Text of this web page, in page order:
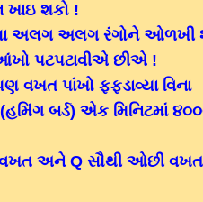
ખાઇ શકો !
અલગ અલગ રંગોને ઓળખી
પટપટાવીએ છીએ !
પાંખો ફફડાવ્યા વિના
બર્ડ) એક મિનિટમાં
વખત અને Q સૌથી ઓછી